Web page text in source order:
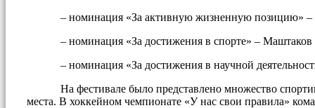
– номинация «За активную жизненную позицию» –
– номинация «За достижения в спорте» – Маштаков
– номинация «За достижения в научной
На фестивале было представлено множество
места. В хоккейном чемпионате «У нас свои правила»